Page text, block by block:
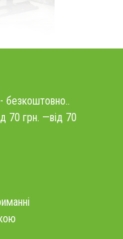
безкоштовно..
70 грн. —від 70